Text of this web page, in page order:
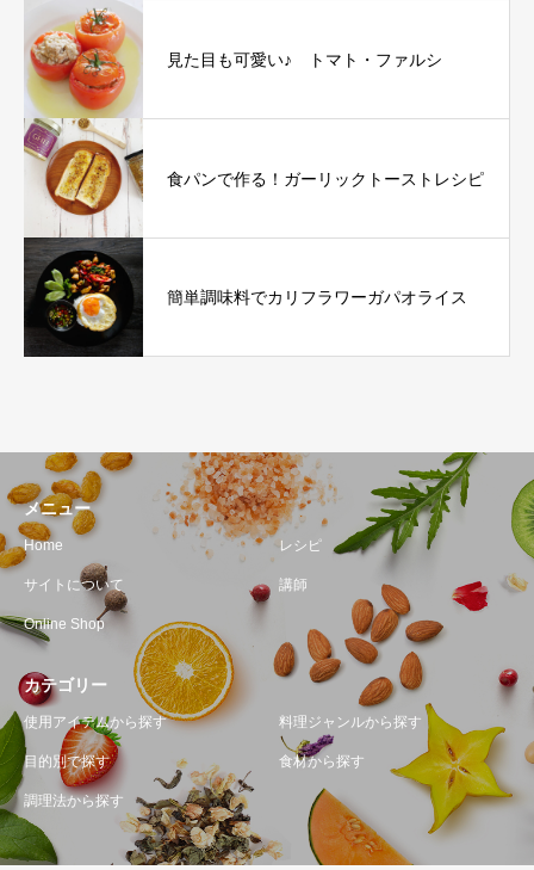
見た目も可愛い♪ トマト・ファルシ
食パンで作る！ガーリックトーストレシピ
簡単調味料でカリフラワーガパオライス
メニュー
Home レシピ
サイトについて 講師
Online Shop
カテゴリー
使用アイテムから探す 料理ジャンルから探す
目的別で探す 食材から探す
調理法から探す